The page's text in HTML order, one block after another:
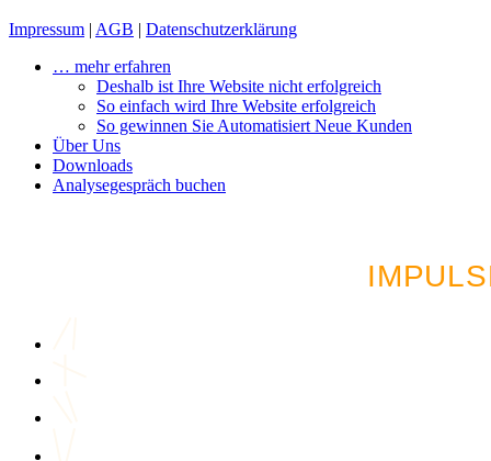
Impressum | AGB | Datenschutzerklärung
… mehr erfahren
Deshalb ist Ihre Website nicht erfolgreich
So einfach wird Ihre Website erfolgreich
So gewinnen Sie Automatisiert Neue Kunden
Über Uns
Downloads
Analysegespräch buchen